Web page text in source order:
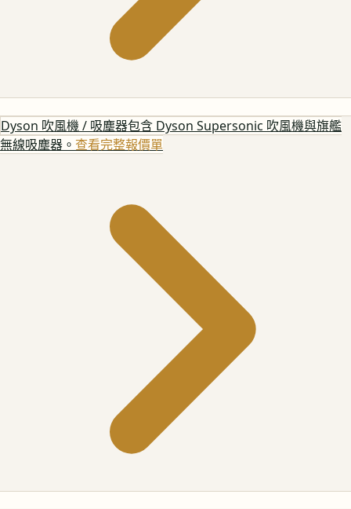
Dyson 吹風機 / 吸塵器包含 Dyson Supersonic 吹風機與旗艦
無線吸塵器。 查看完整報價單